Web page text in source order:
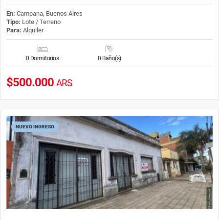
En: Campana, Buenos Aires
Tipo: Lote / Terreno
Para: Alquiler
0 Dormitorios 0 Baño(s)
$500.000 ARS
NUEVO INGRESO